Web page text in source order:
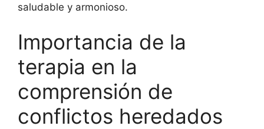
saludable y armonioso.
Importancia de la
terapia en la
comprensión de
conflictos heredados